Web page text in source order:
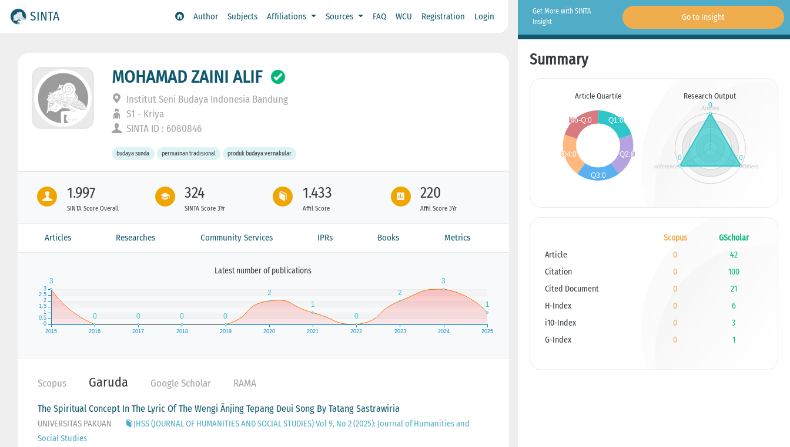
SINTA Author Subjects Affiliations Sources FAQ WCU Registration Login
MOHAMAD ZAINI ALIF
Institut Seni Budaya Indonesia Bandung
S1 - Kriya
SINTA ID : 6080846
budaya sunda permainan tradisional produk budaya vernakular
1.997
SINTA Score Overall
324
SINTA Score 3Yr
1.433
Affil Score
220
Affil Score 3Yr
Articles Researches Community Services IPRs Books Metrics
Latest number of publications
Scopus Garuda Google Scholar RAMA
The Spiritual Concept In The Lyric Of The Wengi Ãnjing Tepang Deui Song By Tatang Sastrawiria
UNIVERSITAS PAKUAN
JHSS (JOURNAL OF HUMANITIES AND SOCIAL STUDIES) Vol 9, No 2 (2025): Journal of Humanities and
Social Studies
Get More with SINTA
Insight
Go to Insight
Summary
Article Quartile Research Output
Scopus
GScholar
Article
0
42
Citation
0
100
Cited Document
0
21
H-Index
0
6
i10-Index
0
3
G-Index
0 1